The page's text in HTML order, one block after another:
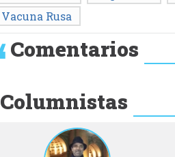
Vacuna Rusa
Comentarios
Columnistas